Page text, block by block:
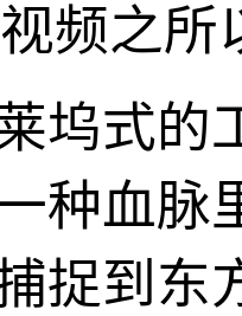
频之所
坞式的
种血脉
捉到东